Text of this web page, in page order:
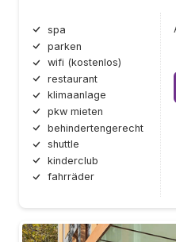
spa
parken
wifi (kostenlos)
restaurant
klimaanlage
pkw mieten
behindertengerecht
shuttle
kinderclub
fahrräder